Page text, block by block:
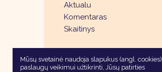
Aktualu
Komentaras
Skaitinys
Mūsų svetainė naudoja slapukus (angl. cookies)
paslaugų veikimui užtikrinti, Jūsų patirties